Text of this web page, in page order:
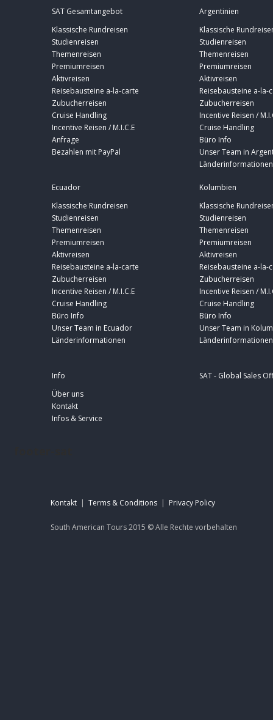
SAT Gesamtangebot
Klassische Rundreisen
Studienreisen
Themenreisen
Premiumreisen
Aktivreisen
Reisebausteine a-la-carte
Zubucherreisen
Cruise Handling
Incentive Reisen / M.I.C.E
Anfrage
Bezahlen mit PayPal
Argentinien
Klassische
Studienreisen
Themenreisen
Premiumreisen
Aktivreisen
Reisebausteine a-la-
Zubucherreisen
Incentive Reisen /
Cruise Handling
Büro Info
Unser Team in
Länderinformationen
Ecuador
Klassische Rundreisen
Studienreisen
Themenreisen
Premiumreisen
Aktivreisen
Reisebausteine a-la-carte
Zubucherreisen
Incentive Reisen / M.I.C.E
Cruise Handling
Büro Info
Unser Team in Ecuador
Länderinformationen
Kolumbien
Klassische
Studienreisen
Themenreisen
Premiumreisen
Aktivreisen
Reisebausteine a-la-
Zubucherreisen
Incentive Reisen /
Cruise Handling
Büro Info
Unser Team in
Länderinformationen
Info
Über uns
Kontakt
Infos & Service
SAT - Global Sales
Kontakt | Terms & Conditions | Privacy Policy
South American Tours 2015 ©Alle Rechte vorbehalten